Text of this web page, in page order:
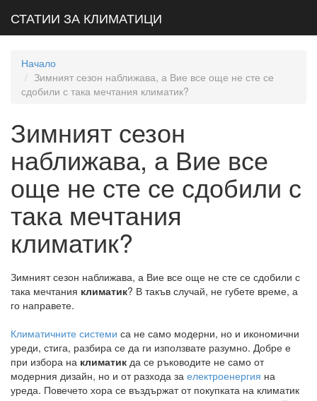
СТАТИИ ЗА КЛИМАТИЦИ
Начало
Зимният сезон наближава, а Вие все още не сте се
сдобили с така мечтания климатик?
Зимният сезон
наближава, а Вие все
още не сте се сдобили с
така мечтания
климатик?
Зимният сезон наближава, а Вие все още не сте се сдобили с
така мечтания климатик? В такъв случай, не губете време, а
го направете.
Климатичните системи са не само модерни, но и икономични
уреди, стига, разбира се да ги използвате разумно. Добре е
при избора на климатик да се ръководите не само от
модерния дизайн, но и от разхода за електроенергия на
уреда. Повечето хора се въздържат от покупката на климатик